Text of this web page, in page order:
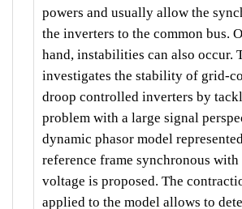
powers and usually allow the
the inverters to the common bus.
hand, instabilities can also occur.
investigates the stability of grid-
droop controlled inverters by
problem with a large signal
dynamic phasor model
reference frame synchronous
voltage is proposed. The
applied to the model allows to